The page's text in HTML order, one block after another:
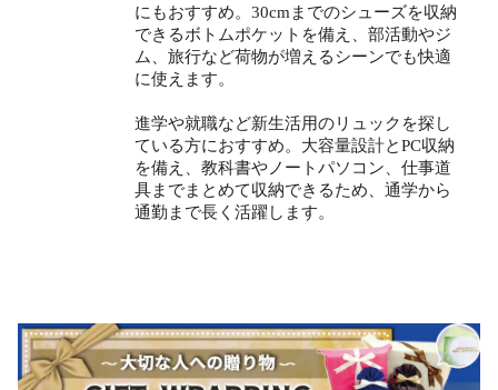
にもおすすめ。30cmまでのシューズを収納
できるボトムポケットを備え、部活動やジ
ム、旅行など荷物が増えるシーンでも快適
に使えます。
進学や就職など新生活用のリュックを探し
ている方におすすめ。大容量設計とPC収納
を備え、教科書やノートパソコン、仕事道
具までまとめて収納できるため、通学から
通勤まで長く活躍します。